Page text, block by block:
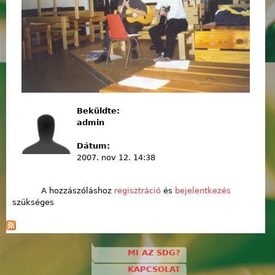
Beküldte:
admin
Dátum:
2007. nov 12. 14:38
A hozzászóláshoz regisztrációés bejelentkezés
szükséges
MI AZ SDG?
KAPCSOLAT